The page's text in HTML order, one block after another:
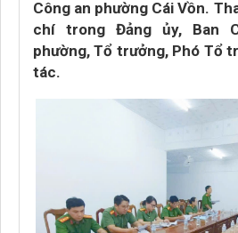
Công an phường Cái Vồn.
chí trong Đảng ủy, Ban
phường, Tổ trưởng, Phó Tổ
tác.